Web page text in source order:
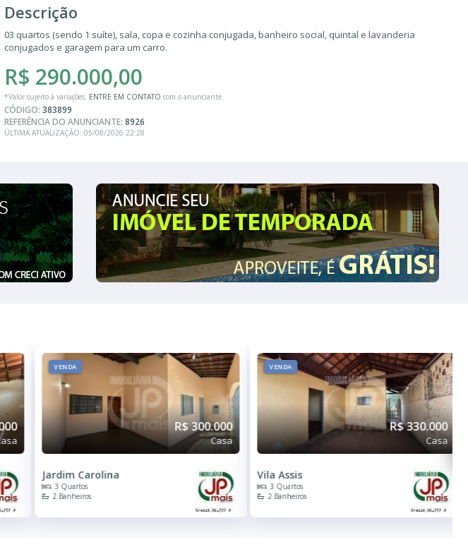
Descrição
03 quartos (sendo 1 suíte), sala, copa e cozinha conjugada, banheiro social, quintal e lavanderia
conjugados e garagem para um carro.
R$ 290.000,00
*Valor sujeito à variações. ENTRE EM CONTATO com o anunciante.
CÓDIGO: 383899
REFERÊNCIA DO ANUNCIANTE: 8926
ÚLTIMA ATUALIZAÇÃO: 05/08/2026 22:28
VENDA
R$ 300.000
Casa
Jardim Carolina
3 Quartos
2 Banheiros
VENDA
R$ 330.000
Casa
Vila Assis
3 Quartos
2 Banheiros